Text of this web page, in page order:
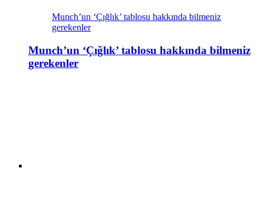
Munch’un ‘Çığlık’ tablosu hakkında bilmeniz
gerekenler
Munch’un ‘Çığlık’ tablosu hakkında bilmeniz
gerekenler